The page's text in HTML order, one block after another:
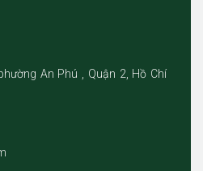
An Phú , Quận 2, Hồ Chí